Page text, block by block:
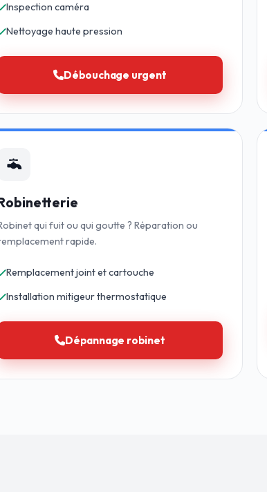
Inspection caméra
Nettoyage haute pression
Débouchage urgent
qui fuit ou qui goutte ? Réparation ou
rapide.
Remplacement joint et cartouche
Installation mitigeur thermostatique
Dépannage robinet